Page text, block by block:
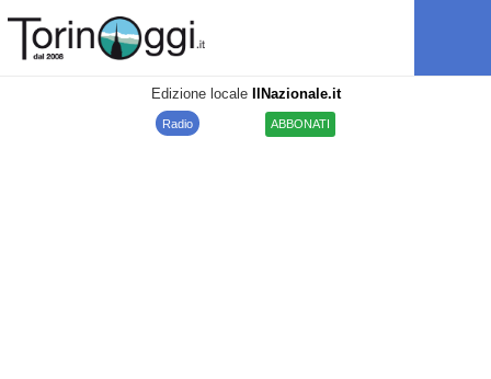
Edizione locale IlNazionale.it
Radio ABBONATI